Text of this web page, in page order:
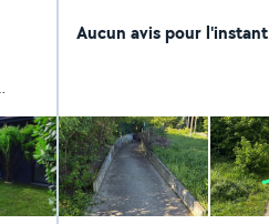
week-ends. Tel : zéro sept, quatre vingt quatre,
Aucun avis pour l'instant